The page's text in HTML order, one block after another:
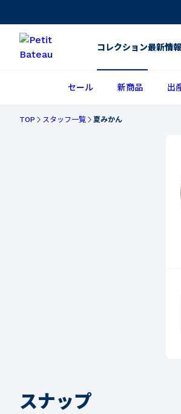
コレクション最新情報
セール 新商品 出
TOP スタッフ一覧 夏みかん
スナップ